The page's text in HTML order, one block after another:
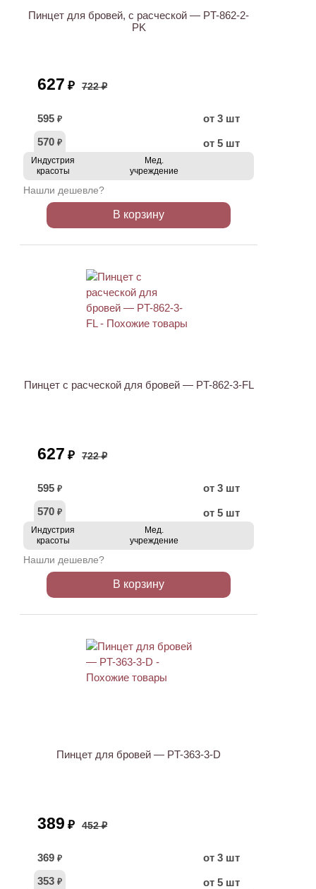
Пинцет для бровей, с расческой — PT-862-2-
PK
627 ₽ 722 ₽
595 ₽
от 3 шт
570 ₽ от 5 шт
Индустрия
красоты
Мед.
учреждение
Нашли дешевле?
В корзину
Пинцет с расческой для бровей — PT-862-3-FL
627 ₽ 722 ₽
595 ₽
от 3 шт
570 ₽ от 5 шт
Индустрия
красоты
Мед.
учреждение
Нашли дешевле?
В корзину
Пинцет для бровей — PT-363-3-D
389 ₽ 452 ₽
369 ₽
от 3 шт
353 ₽ от 5 шт